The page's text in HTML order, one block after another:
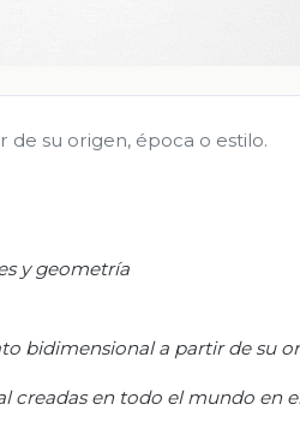
de su origen, época o estilo.
y geometría
bidimensional a partir de su
en todo el mundo en